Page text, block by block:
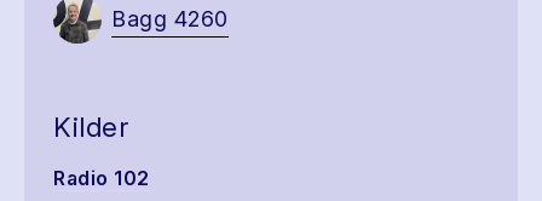
Bagg 4260
Kilder
Radio 102